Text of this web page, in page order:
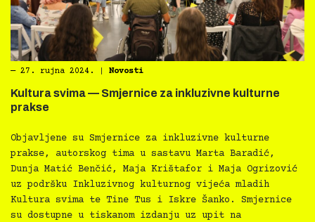
― 27. rujna 2024. Novosti
Kultura svima — Smjernice za inkluzivne kulturne
prakse
Objavljene su Smjernice za inkluzivne kulturne
prakse, autorskog tima u sastavu Marta Baradić,
Dunja Matić Benčić, Maja Krištafor i Maja Ogrizović
uz podršku Inkluzivnog kulturnog vijeća mladih
Kultura svima te Tine Tus i Iskre Šanko. Smjernice
su dostupne u tiskanom izdanju uz upit na